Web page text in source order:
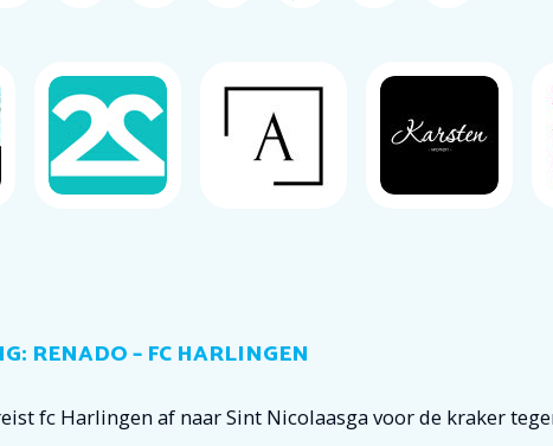
RENADO – FC HARLINGEN
fc Harlingen af naar Sint Nicolaasga voor de kraker